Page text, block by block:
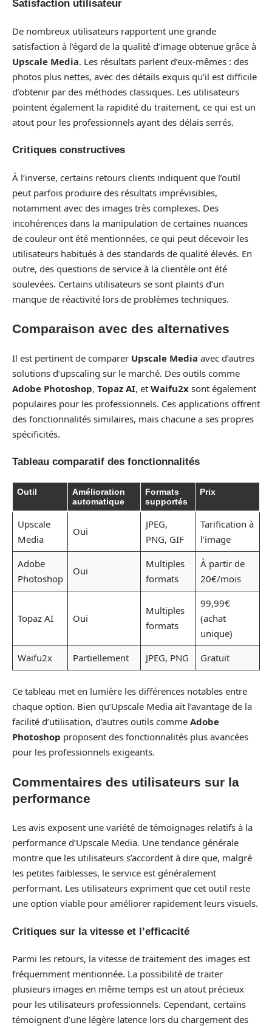
Satisfaction utilisateur
De nombreux utilisateurs rapportent une grande
satisfaction à l’égard de la qualité d’image obtenue grâce à
Upscale Media. Les résultats parlent d’eux-mêmes : des
photos plus nettes, avec des détails exquis qu’il est difficile
d’obtenir par des méthodes classiques. Les utilisateurs
pointent également la rapidité du traitement, ce qui est un
atout pour les professionnels ayant des délais serrés.
Critiques constructives
À l’inverse, certains retours clients indiquent que l’outil
peut parfois produire des résultats imprévisibles,
notamment avec des images très complexes. Des
incohérences dans la manipulation de certaines nuances
de couleur ont été mentionnées, ce qui peut décevoir les
utilisateurs habitués à des standards de qualité élevés. En
outre, des questions de service à la clientèle ont été
soulevées. Certains utilisateurs se sont plaints d’un
manque de réactivité lors de problèmes techniques.
Comparaison avec des alternatives
Il est pertinent de comparer Upscale Media avec d’autres
solutions d’upscaling sur le marché. Des outils comme
Adobe Photoshop, Topaz AI, et Waifu2x sont également
populaires pour les professionnels. Ces applications offrent
des fonctionnalités similaires, mais chacune a ses propres
spécificités.
Tableau comparatif des fonctionnalités
Outil
Amélioration
automatique
Formats
supportés
Prix
Upscale
Media
Oui
JPEG,
PNG, GIF
Tarification à
l’image
Adobe
Photoshop
Oui
Multiples
formats
À partir de
20€/mois
Topaz AI Oui
Multiples
formats
99,99€
(achat
unique)
Waifu2x
Partiellement JPEG, PNG Gratuit
Ce tableau met en lumière les différences notables entre
chaque option. Bien qu’Upscale Media ait l’avantage de la
facilité d’utilisation, d’autres outils comme Adobe
Photoshop proposent des fonctionnalités plus avancées
pour les professionnels exigeants.
Commentaires des utilisateurs sur la
performance
Les avis exposent une variété de témoignages relatifs à la
performance d’Upscale Media. Une tendance générale
montre que les utilisateurs s’accordent à dire que, malgré
les petites faiblesses, le service est généralement
performant. Les utilisateurs expriment que cet outil reste
une option viable pour améliorer rapidement leurs visuels.
Critiques sur la vitesse et l’efficacité
Parmi les retours, la vitesse de traitement des images est
fréquemment mentionnée. La possibilité de traiter
plusieurs images en même temps est un atout précieux
pour les utilisateurs professionnels. Cependant, certains
témoignent d’une légère latence lors du chargement des